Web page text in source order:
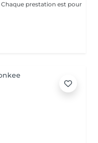
prestation est pour